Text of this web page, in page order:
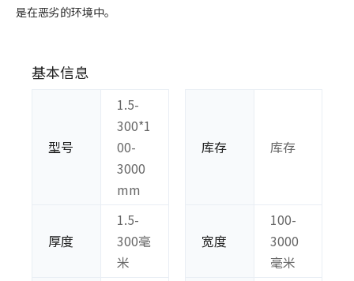
是在恶劣的环境中。
基本信息
型号
1.5-
300*1
00-
3000
mm
库存 库存
厚度
1.5-
300毫
米
宽度
100-
3000
毫米